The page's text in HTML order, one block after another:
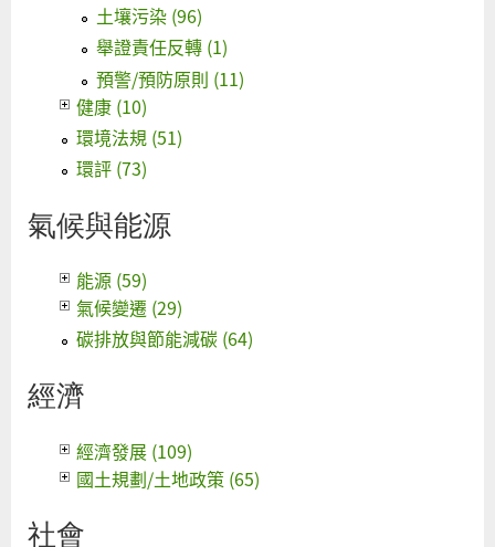
土壤污染 (96)
舉證責任反轉 (1)
預警/預防原則 (11)
健康 (10)
環境法規 (51)
環評 (73)
氣候與能源
能源 (59)
氣候變遷 (29)
碳排放與節能減碳 (64)
經濟
經濟發展 (109)
國土規劃/土地政策 (65)
社會